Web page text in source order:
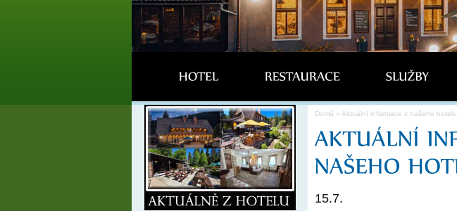
Domů » Aktuální informace z našeho hotelu
15.7.